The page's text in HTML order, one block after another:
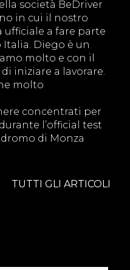
società BeDriver
in cui il nostro
ufficiale a fare parte
Italia. Diego è un
molto e con il
iniziare a lavorare.
molto
concentrati per
l’official test
di Monza
TUTTI GLI ARTICOLI